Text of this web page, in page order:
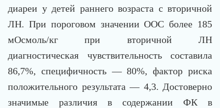
диареи у детей раннего возраста с вторичной
ЛН. При пороговом значении ООС более 185
мОсмоль/кг при вторичной ЛН
диагностическая чувствительность составила
86,7%, специфичность — 80%, фактор риска
положительного результата — 4,3. Достоверно
значимые различия в содержании ФК в